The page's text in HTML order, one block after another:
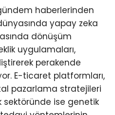
haberlerinden
yapay zeka
dönüşüm
uygulamaları,
perakende
E-ticaret platformları,
pazarlama stratejileri
sektöründe ise genetik